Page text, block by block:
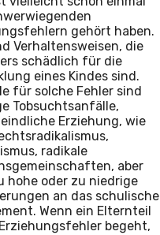
gehört haben.
Verhaltensweisen, die
schädlich für die
eines Kindes sind.
für solche Fehler sind
Tobsuchtsanfälle,
Erziehung, wie
radikale
aber
hohe oder zu niedrige
an das schulische
Wenn ein Elternteil
begeht,